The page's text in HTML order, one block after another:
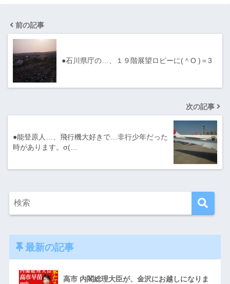
前の記事
●石川県庁の…、１９階展望ロビーに(＾O )＝3
次の記事
●能登原人…、飛行機大好きで…非行少年だった
時があります。σ(…
最新の記事
高市 内閣総理大臣が、金沢にお越しになりま